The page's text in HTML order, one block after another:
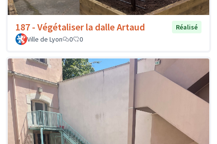
187 - Végétaliser la dalle Artaud
Réalisé
Ville de Lyon
0 0